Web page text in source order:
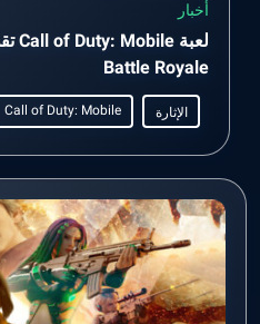
أخبار
Battle Royale
الإثارة Call of Duty: Mobile